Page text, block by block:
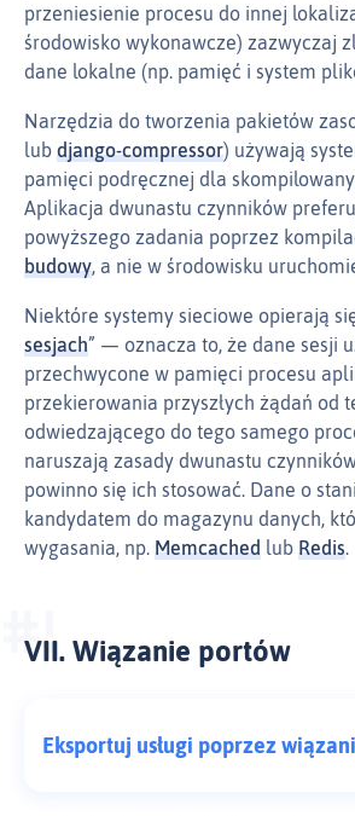
przeniesienie procesu do innej
środowisko wykonawcze) zazwyczaj
dane lokalne (np. pamięć i system
Narzędzia do tworzenia pakietów
lub django-compressor) używają
pamięci podręcznej dla
Aplikacja dwunastu czynników
powyższego zadania poprzez
budowy , a nie w środowisku
Niektóre systemy sieciowe opierają
sesjach” — oznacza to, że dane sesji
przechwycone w pamięci procesu
przekierowania przyszłych żądań od
odwiedzającego do tego samego
naruszają zasady dwunastu
powinno się ich stosować. Dane o
kandydatem do magazynu danych,
wygasania, np. Memcached lub Redis
VII. Wiązanie portów
Eksportuj usługi poprzez